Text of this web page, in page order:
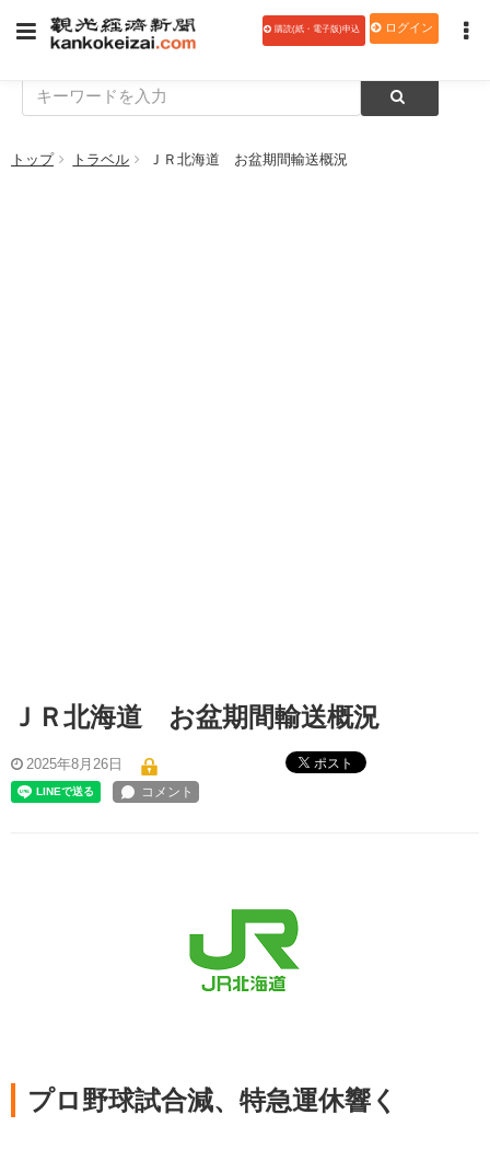
購読(紙・電子版)申込 ログイン
トップ トラベル ＪＲ北海道 お盆期間輸送概況
ＪＲ北海道 お盆期間輸送概況
2025年8月26日 ポスト
プロ野球試合減、特急運休響く